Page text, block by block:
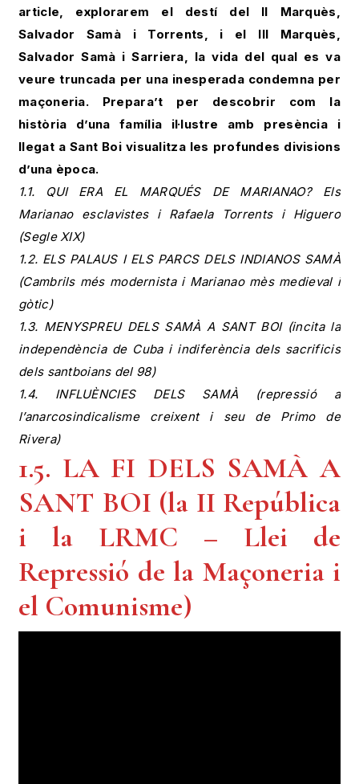
article, explorarem el destí del II Marquès,
Salvador Samà i Torrents, i el III Marquès,
Salvador Samà i Sarriera, la vida del qual es va
veure truncada per una inesperada condemna per
maçoneria. Prepara’t per descobrir com la
història d’una família il·lustre amb presència i
llegat a Sant Boi visualitza les profundes divisions
d’una època.
1.1. QUI ERA EL MARQUÉS DE MARIANAO? Els
Marianao esclavistes i Rafaela Torrents i Higuero
(Segle XIX)
1.2. ELS PALAUS I ELS PARCS DELS INDIANOS SAMÀ
(Cambrils més modernista i Marianao mès medieval i
gòtic)
1.3. MENYSPREU DELS SAMÀ A SANT BOI (incita la
independència de Cuba i indiferència dels sacrificis
dels santboians del 98)
1.4. INFLUÈNCIES DELS SAMÀ (repressió a
l’anarcosindicalisme creixent i seu de Primo de
Rivera)
1.5. LA FI DELS SAMÀ A
SANT BOI (la II República
i la LRMC – Llei de
Repressió de la Maçoneria i
el Comunisme)